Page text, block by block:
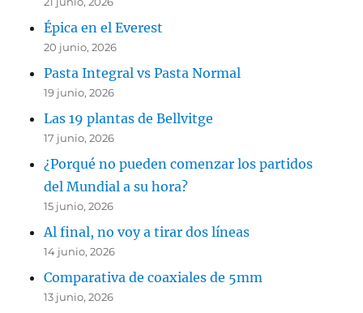
Épica en el Everest
20 junio, 2026
Pasta Integral vs Pasta Normal
19 junio, 2026
Las 19 plantas de Bellvitge
17 junio, 2026
¿Porqué no pueden comenzar los partidos
del Mundial a su hora?
15 junio, 2026
Al final, no voy a tirar dos líneas
14 junio, 2026
Comparativa de coaxiales de 5mm
13 junio, 2026